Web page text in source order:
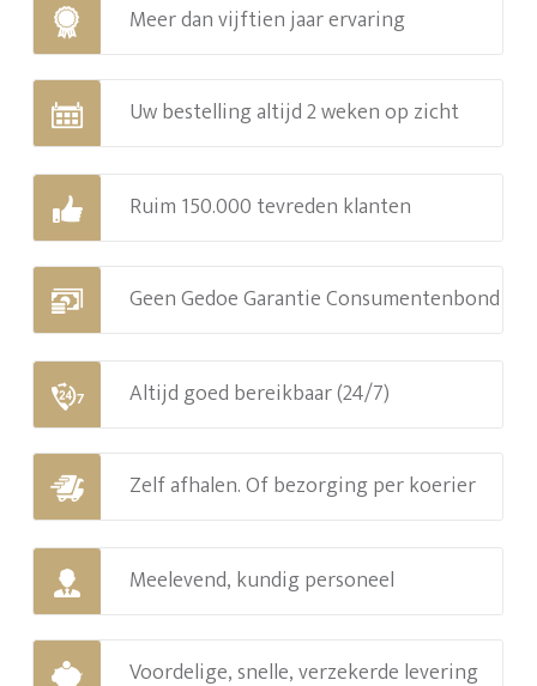
Meer dan vijftien jaar ervaring
Uw bestelling altijd 2 weken op zicht
Ruim 150.000 tevreden klanten
Geen Gedoe Garantie Consumentenbond
Altijd goed bereikbaar (24/7)
Zelf afhalen. Of bezorging per koerier
Meelevend, kundig personeel
Voordelige, snelle, verzekerde levering